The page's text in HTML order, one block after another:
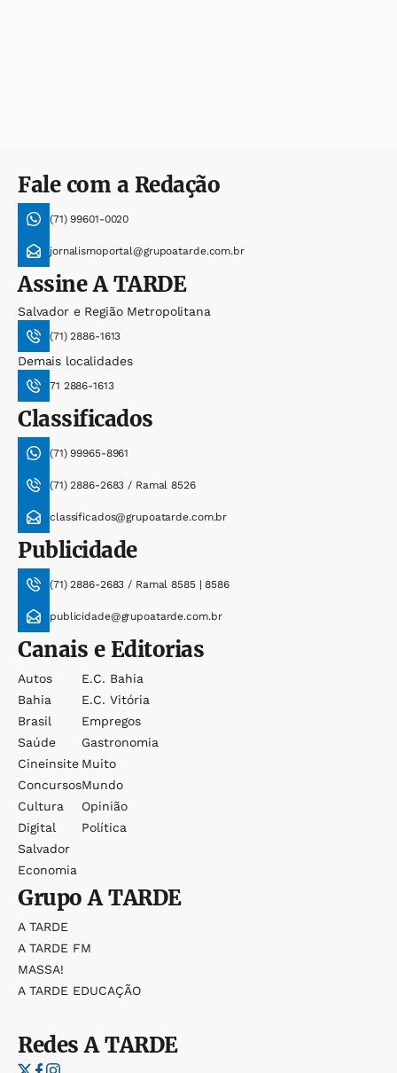
Fale com a Redação
(71) 99601-0020
jornalismoportal@grupoatarde.com.br
AssineA TARDE
Salvador e Região Metropolitana
(71) 2886-1613
Demais localidades
71 2886-1613
Classificados
(71) 99965-8961
(71) 2886-2683 / Ramal 8526
classificados@grupoatarde.com.br
Publicidade
(71) 2886-2683 / Ramal 8585 | 8586
publicidade@grupoatarde.com.br
Canais e Editorias
Autos
Bahia
Brasil
Saúde
Cineinsite
Concursos
Cultura
Digital
Salvador
Economia
E.c. Bahia
E.c. Vitória
Empregos
Gastronomia
Muito
Mundo
Opinião
Política
GrupoA TARDE
A TARDE
A TARDE FM
MASSA!
A TARDE EDUCAÇÃO
RedesA TARDE